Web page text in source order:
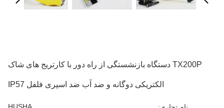
TX200P دستگاه بازنشستگی از راه دور با کارتریج های شاک
الکتریکی دوگانه و ضد آب ضد اسپری فلفل IP57